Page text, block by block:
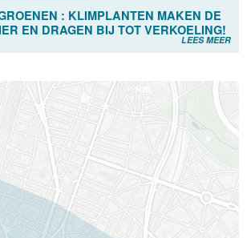
: KLIMPLANTEN MAKEN DE
EN DRAGEN BIJ TOT VERKOELING!
LEES MEER